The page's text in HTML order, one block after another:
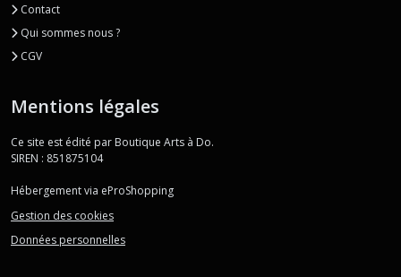
Contact
Qui sommes nous ?
CGV
Mentions légales
Ce site est édité par Boutique Arts à Do.
SIREN : 851875104
Hébergement via eProShopping
Gestion des cookies
Données personnelles